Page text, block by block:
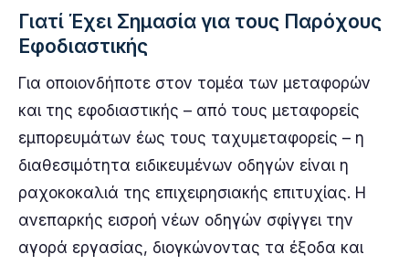
Γιατί Έχει Σημασία για τους Παρόχους
Εφοδιαστικής
Για οποιονδήποτε στον τομέα των μεταφορών
και της εφοδιαστικής – από τους μεταφορείς
εμπορευμάτων έως τους ταχυμεταφορείς – η
διαθεσιμότητα ειδικευμένων οδηγών είναι η
ραχοκοκαλιά της επιχειρησιακής επιτυχίας. Η
ανεπαρκής εισροή νέων οδηγών σφίγγει την
αγορά εργασίας, διογκώνοντας τα έξοδα και